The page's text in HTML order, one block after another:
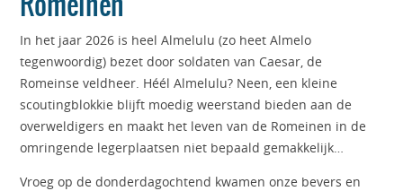
Romeinen
In het jaar 2026 is heel Almelulu (zo heet Almelo
tegenwoordig) bezet door soldaten van Caesar, de
Romeinse veldheer. Héél Almelulu? Neen, een kleine
scoutingblokkie blijft moedig weerstand bieden aan de
overweldigers en maakt het leven van de Romeinen in de
omringende legerplaatsen niet bepaald gemakkelijk…
Vroeg op de donderdagochtend kwamen onze bevers en